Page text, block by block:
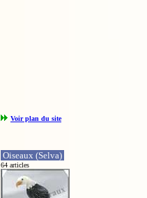
Voir plan du site
Oiseaux (Selva)
64 articles